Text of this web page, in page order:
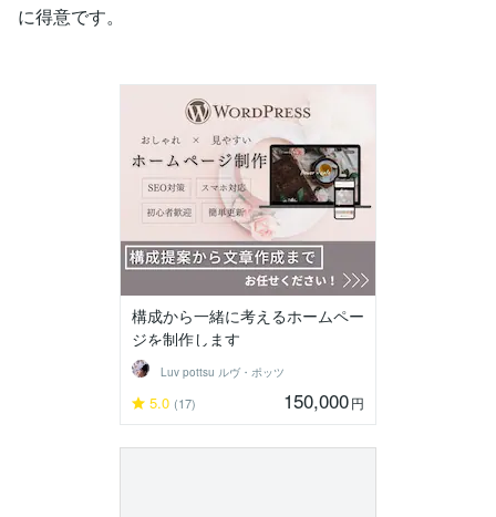
に得意です。
構成から一緒に考えるホームペー
ジを制作します
Luv pottsu ルヴ・ポッツ
5.0 (17) 150,000円